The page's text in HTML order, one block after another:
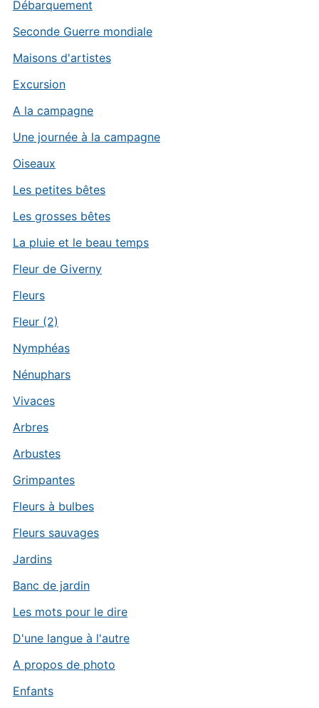
Débarquement
Seconde Guerre mondiale
Maisons d'artistes
Excursion
A la campagne
Une journée à la campagne
Oiseaux
Les petites bêtes
Les grosses bêtes
La pluie et le beau temps
Fleur de Giverny
Fleurs
Fleur (2)
Nymphéas
Nénuphars
Vivaces
Arbres
Arbustes
Grimpantes
Fleurs à bulbes
Fleurs sauvages
Jardins
Banc de jardin
Les mots pour le dire
D'une langue à l'autre
A propos de photo
Enfants